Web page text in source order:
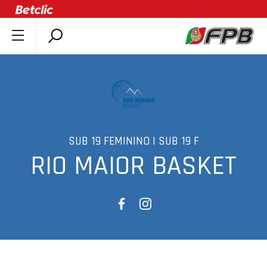
SOBRE A FPB
ASSOCIAÇÕES
CLUBES
MINIBASQUETE
SUB 19 FEMININO | SUB 19 F
RIO MAIOR BASKET